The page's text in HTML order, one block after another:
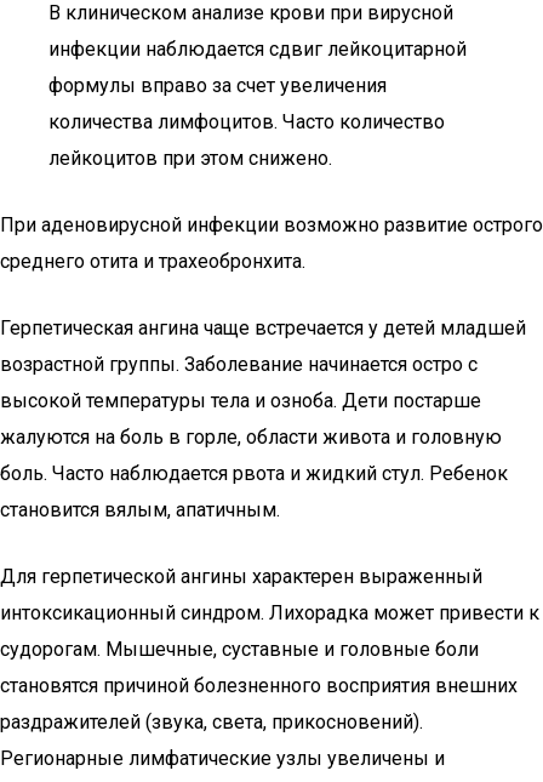
В клиническом анализе крови при вирусной
инфекции наблюдается сдвиг лейкоцитарной
формулы вправо за счет увеличения
количества лимфоцитов. Часто количество
лейкоцитов при этом снижено.
При аденовирусной инфекции возможно развитие острого
среднего отита и трахеобронхита.
Герпетическая ангина чаще встречается у детей младшей
возрастной группы. Заболевание начинается остро с
высокой температуры тела и озноба. Дети постарше
жалуются на боль в горле, области живота и головную
боль. Часто наблюдается рвота и жидкий стул. Ребенок
становится вялым, апатичным.
Для герпетической ангины характерен выраженный
интоксикационный синдром. Лихорадка может привести к
судорогам. Мышечные, суставные и головные боли
становятся причиной болезненного восприятия внешних
раздражителей (звука, света, прикосновений).
Регионарные лимфатические узлы увеличены и